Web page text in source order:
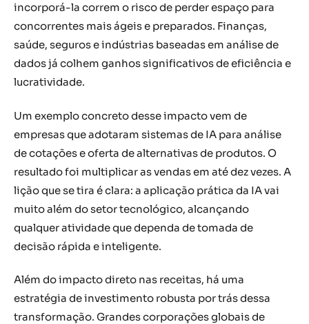
incorporá-la correm o risco de perder espaço para
concorrentes mais ágeis e preparados. Finanças,
saúde, seguros e indústrias baseadas em análise de
dados já colhem ganhos significativos de eficiência e
lucratividade.
Um exemplo concreto desse impacto vem de
empresas que adotaram sistemas de IA para análise
de cotações e oferta de alternativas de produtos. O
resultado foi multiplicar as vendas em até dez vezes. A
lição que se tira é clara: a aplicação prática da IA vai
muito além do setor tecnológico, alcançando
qualquer atividade que dependa de tomada de
decisão rápida e inteligente.
Além do impacto direto nas receitas, há uma
estratégia de investimento robusta por trás dessa
transformação. Grandes corporações globais de